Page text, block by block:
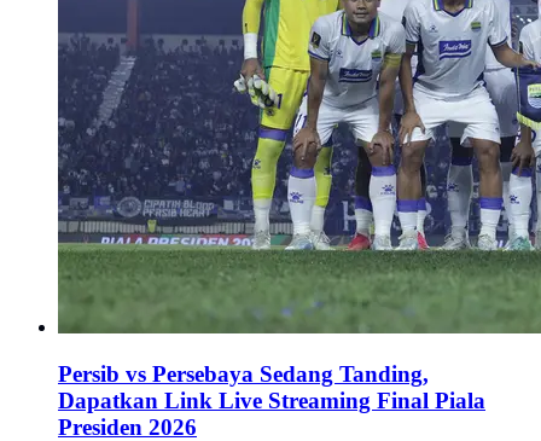
Persib vs Persebaya Sedang Tanding,
Dapatkan Link Live Streaming Final Piala
Presiden 2026